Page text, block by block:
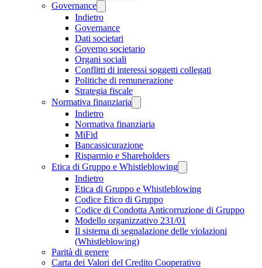
Governance
Indietro
Governance
Dati societari
Governo societario
Organi sociali
Conflitti di interessi soggetti collegati
Politiche di remunerazione
Strategia fiscale
Normativa finanziaria
Indietro
Normativa finanziaria
MiFid
Bancassicurazione
Risparmio e Shareholders
Etica di Gruppo e Whistleblowing
Indietro
Etica di Gruppo e Whistleblowing
Codice Etico di Gruppo
Codice di Condotta Anticorruzione di Gruppo
Modello organizzativo 231/01
Il sistema di segnalazione delle violazioni
(Whistleblowing)
Parità di genere
Carta dei Valori del Credito Cooperativo